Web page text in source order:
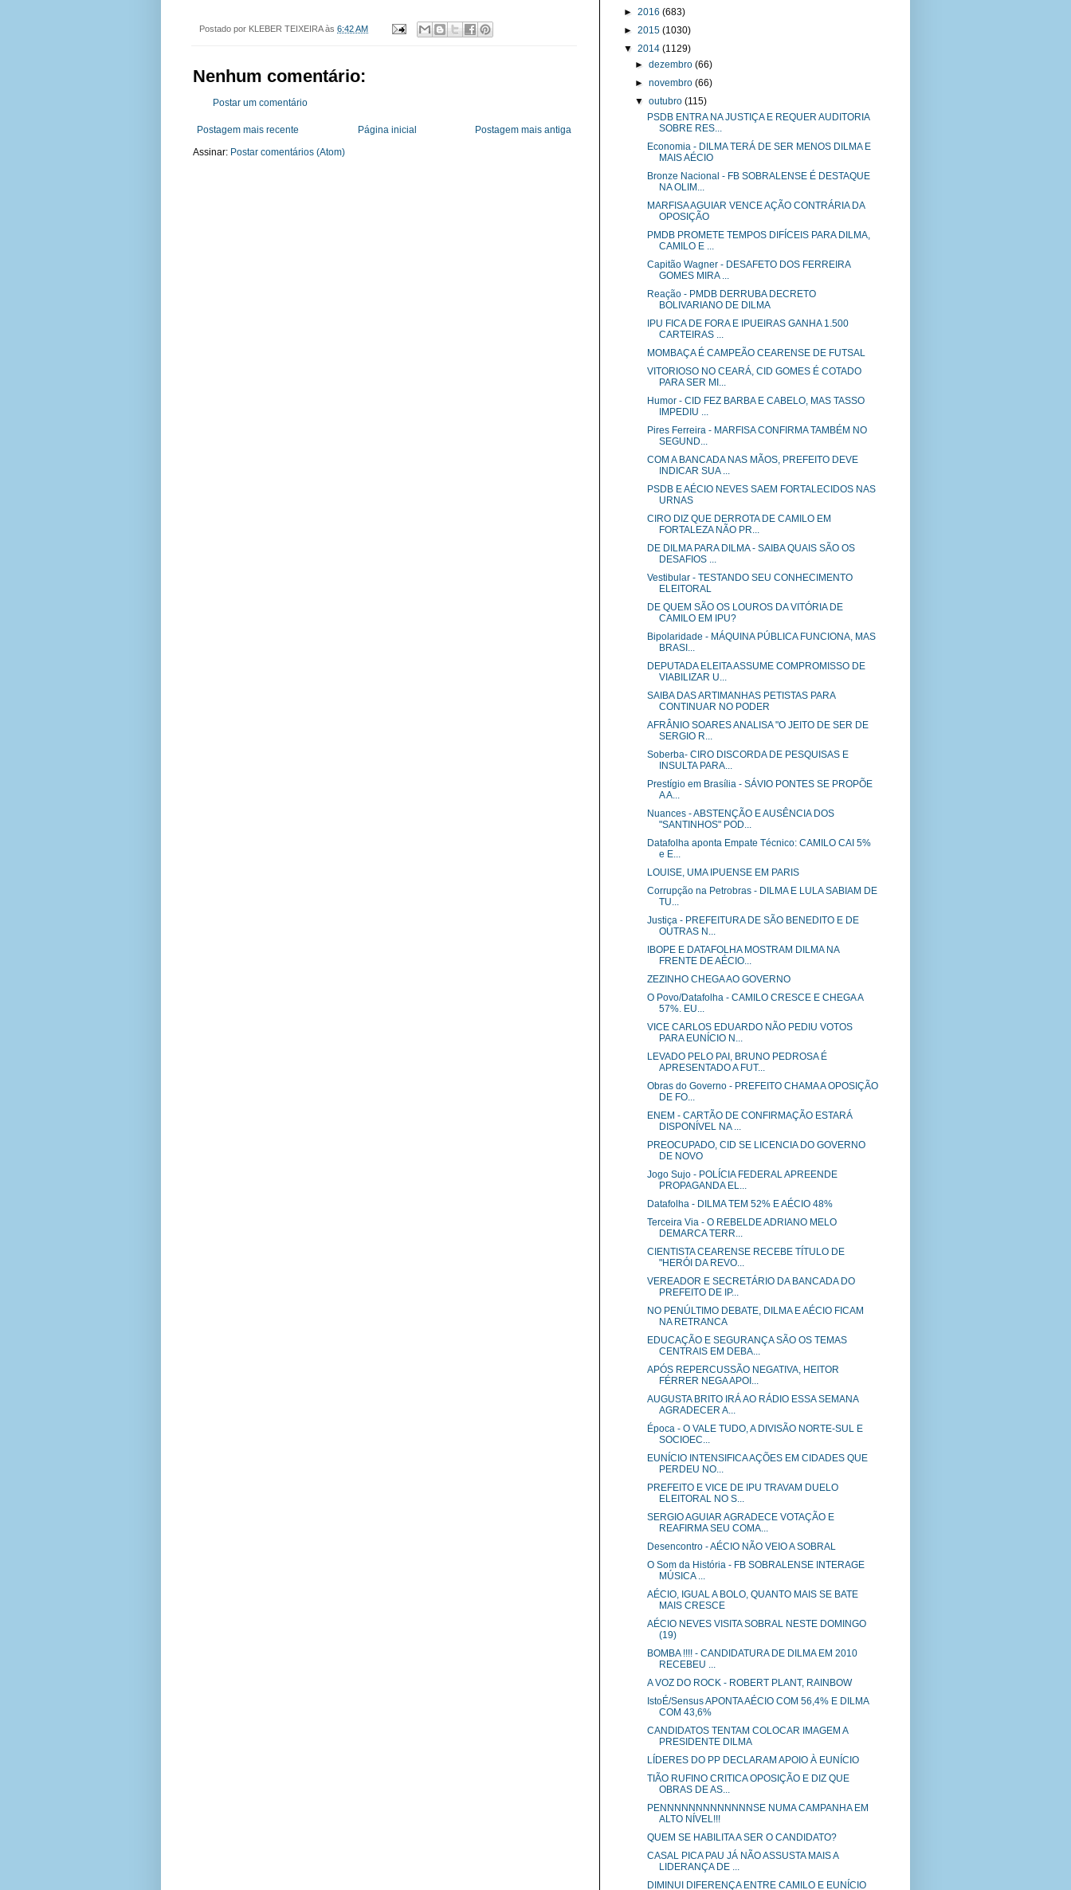
Postado por KLEBER TEIXEIRA às 6:42 AM
Nenhum comentário:
Postar um comentário
Postagem mais recente Postagem mais antiga
Página inicial
Assinar: Postar comentários (Atom)
► 2016 (683)
► 2015 (1030)
▼ 2014 (1129)
►dezembro(66)
►novembro(66)
▼outubro(115)
PSDB ENTRA NA JUSTIÇA E REQUER AUDITORIA
SOBRE RES...
Economia - DILMA TERÁ DE SER MENOS DILMA E
MAIS AÉCIO
Bronze Nacional - FB SOBRALENSE É DESTAQUE
NA OLIM...
MARFISA AGUIAR VENCE AÇÃO CONTRÁRIA DA
OPOSIÇÃO
PMDB PROMETE TEMPOS DIFÍCEIS PARA DILMA,
CAMILO E ...
Capitão Wagner - DESAFETO DOS FERREIRA
GOMES MIRA ...
Reação - PMDB DERRUBA DECRETO
BOLIVARIANO DE DILMA
IPU FICA DE FORA E IPUEIRAS GANHA 1.500
CARTEIRAS ...
MOMBAÇA É CAMPEÃO CEARENSE DE FUTSAL
VITORIOSO NO CEARÁ, CID GOMES É COTADO
PARA SER MI...
Humor - CID FEZ BARBA E CABELO, MAS TASSO
IMPEDIU ...
Pires Ferreira - MARFISA CONFIRMA TAMBÉM NO
SEGUND...
COM A BANCADA NAS MÃOS, PREFEITO DEVE
INDICAR SUA ...
PSDB E AÉCIO NEVES SAEM FORTALECIDOS NAS
URNAS
CIRO DIZ QUE DERROTA DE CAMILO EM
FORTALEZA NÃO PR...
DE DILMA PARA DILMA - SAIBA QUAIS SÃO OS
DESAFIOS ...
Vestibular - TESTANDO SEU CONHECIMENTO
ELEITORAL
DE QUEM SÃO OS LOUROS DA VITÓRIA DE
CAMILO EM IPU?
Bipolaridade - MÁQUINA PÚBLICA FUNCIONA, MAS
BRASI...
DEPUTADA ELEITA ASSUME COMPROMISSO DE
VIABILIZAR U...
SAIBA DAS ARTIMANHAS PETISTAS PARA
CONTINUAR NO PODER
AFRÂNIO SOARES ANALISA "O JEITO DE SER DE
SERGIO R...
Soberba- CIRO DISCORDA DE PESQUISAS E
INSULTA PARA...
Prestígio em Brasília - SÁVIO PONTES SE PROPÕE
A A...
Nuances - ABSTENÇÃO E AUSÊNCIA DOS
"SANTINHOS" POD...
Datafolha aponta Empate Técnico: CAMILO CAI 5%
e E...
LOUISE, UMA IPUENSE EM PARIS
Corrupção na Petrobras - DILMA E LULA SABIAM DE
TU...
Justiça - PREFEITURA DE SÃO BENEDITO E DE
OUTRAS N...
IBOPE E DATAFOLHA MOSTRAM DILMA NA
FRENTE DE AÉCIO...
ZEZINHO CHEGA AO GOVERNO
O Povo/Datafolha - CAMILO CRESCE E CHEGA A
57%. EU...
VICE CARLOS EDUARDO NÃO PEDIU VOTOS
PARA EUNÍCIO N...
LEVADO PELO PAI, BRUNO PEDROSA É
APRESENTADO A FUT...
Obras do Governo - PREFEITO CHAMA A OPOSIÇÃO
DE FO...
ENEM - CARTÃO DE CONFIRMAÇÃO ESTARÁ
DISPONÍVEL NA ...
PREOCUPADO, CID SE LICENCIA DO GOVERNO
DE NOVO
Jogo Sujo - POLÍCIA FEDERAL APREENDE
PROPAGANDA EL...
Datafolha - DILMA TEM 52% E AÉCIO 48%
Terceira Via - O REBELDE ADRIANO MELO
DEMARCA TERR...
CIENTISTA CEARENSE RECEBE TÍTULO DE
"HERÓI DA REVO...
VEREADOR E SECRETÁRIO DA BANCADA DO
PREFEITO DE IP...
NO PENÚLTIMO DEBATE, DILMA E AÉCIO FICAM
NA RETRANCA
EDUCAÇÃO E SEGURANÇA SÃO OS TEMAS
CENTRAIS EM DEBA...
APÓS REPERCUSSÃO NEGATIVA, HEITOR
FÉRRER NEGA APOI...
AUGUSTA BRITO IRÁ AO RÁDIO ESSA SEMANA
AGRADECER A...
Época - O VALE TUDO, A DIVISÃO NORTE-SUL E
SOCIOEC...
EUNÍCIO INTENSIFICA AÇÕES EM CIDADES QUE
PERDEU NO...
PREFEITO E VICE DE IPU TRAVAM DUELO
ELEITORAL NO S...
SERGIO AGUIAR AGRADECE VOTAÇÃO E
REAFIRMA SEU COMA...
Desencontro - AÉCIO NÃO VEIO A SOBRAL
O Som da História - FB SOBRALENSE INTERAGE
MÚSICA ...
AÉCIO, IGUAL A BOLO, QUANTO MAIS SE BATE
MAIS CRESCE
AÉCIO NEVES VISITA SOBRAL NESTE DOMINGO
(19)
BOMBA !!!! - CANDIDATURA DE DILMA EM 2010
RECEBEU ...
A VOZ DO ROCK - ROBERT PLANT, RAINBOW
IstoÉ/Sensus APONTA AÉCIO COM 56,4% E DILMA
COM 43,6%
CANDIDATOS TENTAM COLOCAR IMAGEM A
PRESIDENTE DILMA
LÍDERES DO PP DECLARAM APOIO À EUNÍCIO
TIÃO RUFINO CRITICA OPOSIÇÃO E DIZ QUE
OBRAS DE AS...
PENNNNNNNNNNNNNSE NUMA CAMPANHA EM
ALTO NÍVEL!!!
QUEM SE HABILITA A SER O CANDIDATO?
CASAL PICA PAU JÁ NÃO ASSUSTA MAIS A
LIDERANÇA DE ...
DIMINUI DIFERENÇA ENTRE CAMILO E EUNÍCIO